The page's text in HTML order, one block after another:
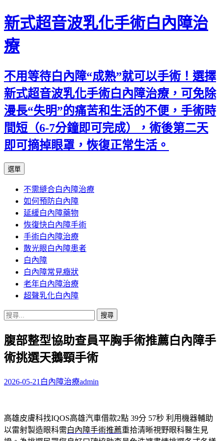
新式超音波乳化手術白內障治
療
不用等待白內障“成熟”就可以手術！選擇
新式超音波乳化手術白內障治療，可免除
漫長“失明”的痛苦和生活的不便，手術時
間短（6-7分鐘即可完成），術後第二天
即可摘掉眼罩，恢復正常生活。
選單
主
要
內
容
不需縫合白內障治療
如何預防白內障
延緩白內障藥物
恢復快白內障手術
手術白內障治療
散光眼白內障患者
白內障
白內障常見癥狀
老年白內障治療
超聲乳化白內障
搜
關
鍵
字:
腹部整型協助查員平胸手術推薦白內障手
術挑選天鵝頸手術
2026-05-21 白內障治療admin
高雄皮膚科找IQOS高雄汽車借款2點 39分 57秒 利用機器輔助
以雷射製造眼科需白內障手術推薦重拾清晰視野眼科醫生見